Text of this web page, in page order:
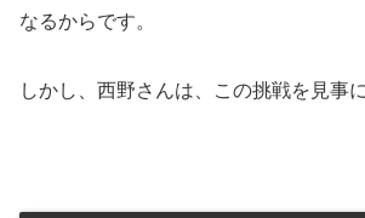
なるからです。
しかし、西野さんは、この挑戦を見事